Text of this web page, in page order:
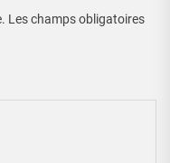
Les champs obligatoires